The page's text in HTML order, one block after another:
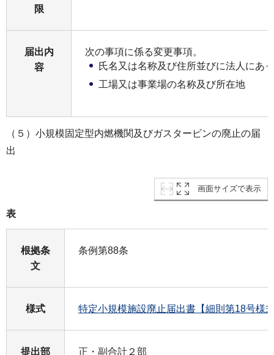
限
届出内
容
次の事項に係る変更事項。
氏名又は名称及び住所並びに法人にあ
工場又は事業場の名称及び所在地
（５）小規模固定型内燃機関及びガスタービンの廃止の届
出
画面サイズで表示
表
根拠条
文
条例第88条
様式 特定小規模施設廃止届出書【細則第18号様
提出部 正・副合計２部